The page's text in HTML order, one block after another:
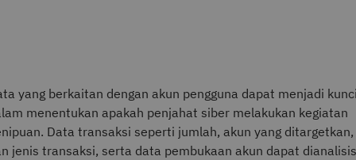
yang berkaitan dengan akun pengguna dapat menjadi
menentukan apakah penjahat siber melakukan kegiatan
Data transaksi seperti jumlah, akun yang ditargetkan,
jenis transaksi, serta data pembukaan akun dapat dianalisis